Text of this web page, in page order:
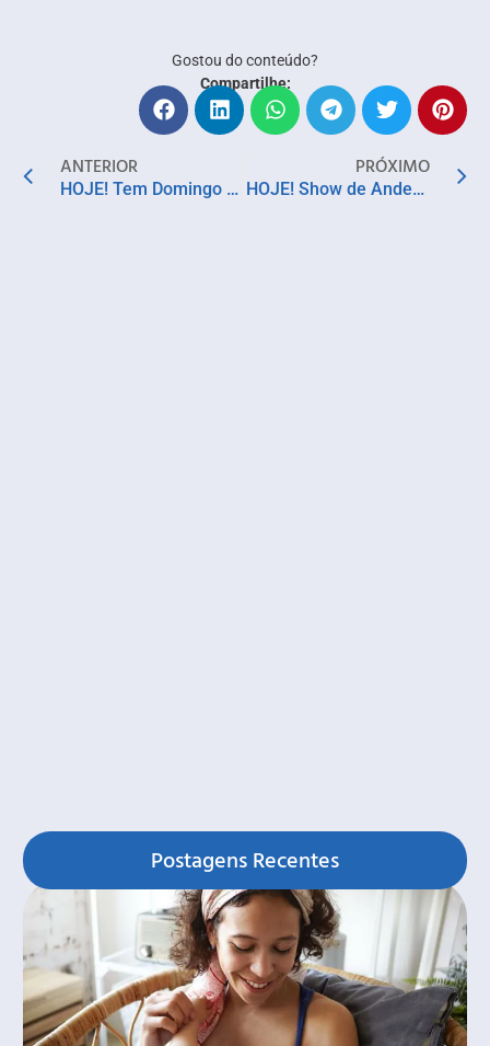
Gostou do conteúdo?
Compartilhe:
ANTERIOR
HOJE! Tem Domingo no Parque com NEOJIBA – Quarteto de Cordas e Arthur Dante
PRÓXIMO
HOJE! Show de Anderson Brasil ‘Um Atlântico, Um Recôncavo’, no Teatro Gamboa
Postagens Recentes